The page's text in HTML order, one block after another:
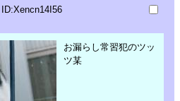
ID:Xencn14I56
お漏らし常習犯のツッ
ツ某